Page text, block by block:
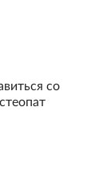
со